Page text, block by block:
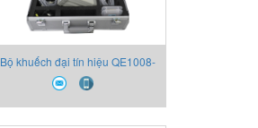
Bộ khuếch đại tín hiệu QE1008-
DU-4D Thiết bị Gefran